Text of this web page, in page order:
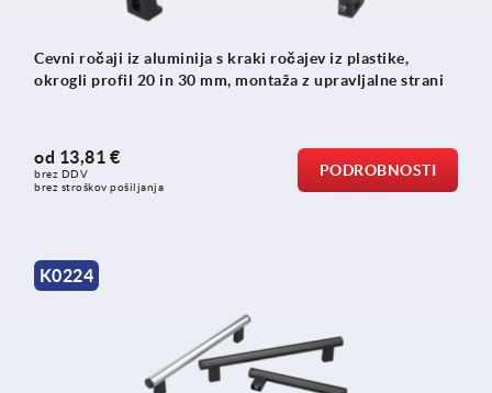
Cevni ročaji iz aluminija s kraki ročajev iz plastike,
okrogli profil 20 in 30 mm, montaža z upravljalne strani
od 13,81 €
brez DDV
brez stroškov pošiljanja
PODROBNOSTI
K0224